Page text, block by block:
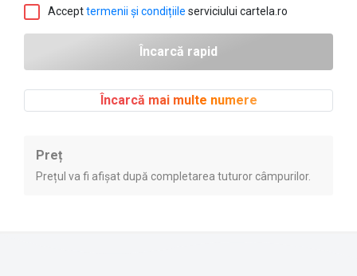
Accepttermenii și condițiile serviciului cartela.ro
Încarcă mai multe numere
Preț
Prețul va fi afișat după completarea tuturor câmpurilor.